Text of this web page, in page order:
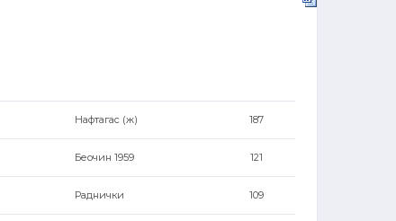
Нафтагас (ж) 187
Беочин 1959 121
Раднички 109